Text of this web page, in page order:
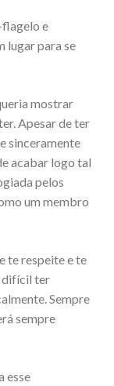
flagelo e
lugar para se
mostrar
Apesar de ter
sinceramente
acabar logo tal
pelos
um membro
te respeite e te
difícil ter
Sempre
sempre
esse